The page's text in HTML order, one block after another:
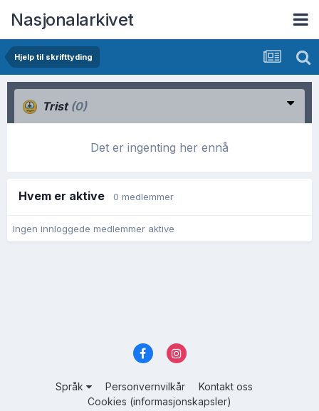
Nasjonalarkivet
Hjelp til skrifttyding
Trist (0)
Det er ingenting her ennå
Hvem er aktive 0 medlemmer
Ingen innloggede medlemmer aktive
Språk Personvernvilkår
Kontakt oss
Cookies (informasjonskapsler)